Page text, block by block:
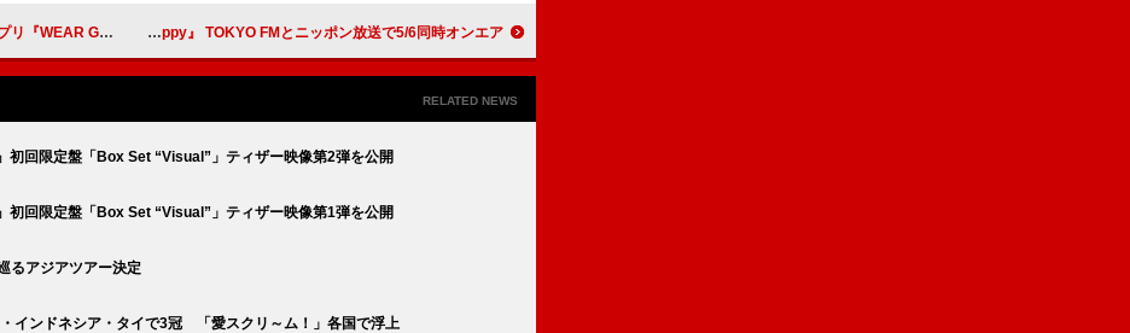
』アンバサダーに就任 矢沢永吉、ソロ50周年記念の特別番組『矢沢永吉 I’m happy』 TOKYO FMとニッポン放送で5/6同時オンエア
RELATED NEWS
初回限定盤「Box Set “Visual”」ティザー映像第2弾を公開
初回限定盤「Box Set “Visual”」ティザー映像第1弾を公開
るアジアツアー決定
・インドネシア・タイで3冠 「愛スクリ～ム！」各国で浮上